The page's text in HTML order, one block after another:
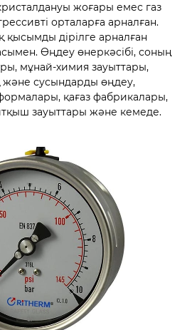
жоғары емес газ
орталарға арналған.
дірілге арналған
Өңдеу өнеркәсібі, соның
мұнай-химия зауыттары,
және сусындарды өңдеу,
қағаз фабрикалары,
зауыттары және кемеде.